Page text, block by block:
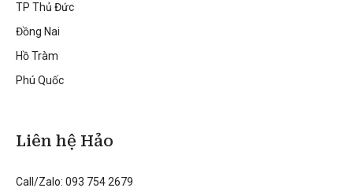
TP Thủ Đức
Đồng Nai
Hồ Tràm
Phú Quốc
Liên hệ Hảo
Call/Zalo: 093 754 2679